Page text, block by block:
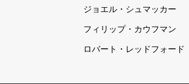
ジョエル・シュマッカー
フィリップ・カウフマン
ロバート・レッドフォード